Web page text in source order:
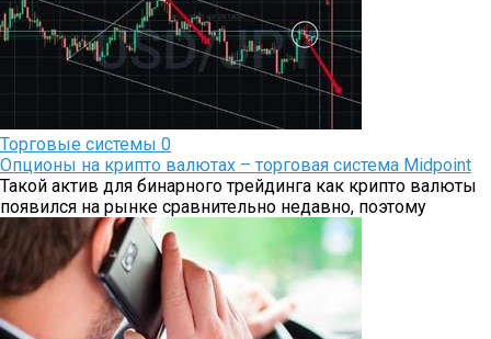
Торговые системы 0
Опционы на крипто валютах – торговая система Midpoint
Такой актив для бинарного трейдинга как крипто валюты
появился на рынке сравнительно недавно, поэтому